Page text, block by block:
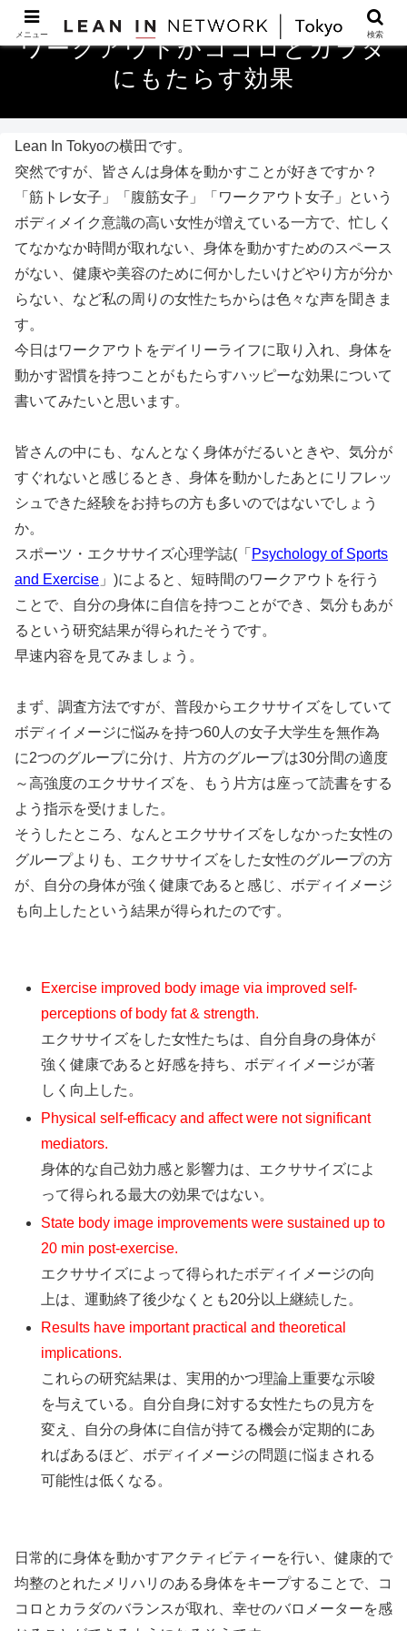
ワークアウトがココロとカラダ
にもたらす効果
Lean In Tokyoの横田です。
突然ですが、皆さんは身体を動かすことが好きですか？
「筋トレ女子」「腹筋女子」「ワークアウト女子」という
ボディメイク意識の高い女性が増えている一方で、忙しく
てなかなか時間が取れない、身体を動かすためのスペース
がない、健康や美容のために何かしたいけどやり方が分か
らない、など私の周りの女性たちからは色々な声を聞きま
す。
今日はワークアウトをデイリーライフに取り入れ、身体を
動かす習慣を持つことがもたらすハッピーな効果について
書いてみたいと思います。
皆さんの中にも、なんとなく身体がだるいときや、気分が
すぐれないと感じるとき、身体を動かしたあとにリフレッ
シュできた経験をお持ちの方も多いのではないでしょう
か。
スポーツ・エクササイズ心理学誌(「 Psychology of Sports
and Exercise 」)によると、短時間のワークアウトを行う
ことで、自分の身体に自信を持つことができ、気分もあが
るという研究結果が得られたそうです。
早速内容を見てみましょう。
まず、調査方法ですが、 普段からエクササイズをしていて
ボディイメージに悩みを持つ60 人の女子大学生を無作為
に2つのグループに分け、
片方のグループは30分間の適度
～高強度のエクササイズを、
もう片方は座って読書をする
よう指示を受けました。
そうしたところ、 なんとエクササイズをしなかった女性の
グループよりも、 エクササイズをした女性のグループの方
が、
自分の身体が強く健康であると感じ、 ボディイメージ
も向上したという結果が得られたのです。
Exercise improved body image via improved self-
perceptions of body fat & strength.
エクササイズをした女性たちは、自分自身の身体が
強く健康であると好感を持ち、ボディイメージが著
しく向上した。
Physical self-efficacy and affect were not significant
mediators.
身体的な自己効力感と影響力は、エクササイズによ
って得られる最大の効果ではない。
State body image improvements were sustained up to
20 min post-exercise.
エクササイズによって得られたボディイメージの向
上は、運動終了後少なくとも20分以上継続した。
Results have important practical and theoretical
implications.
これらの研究結果は、実用的かつ理論上重要な示唆
を与えている。自分自身に対する女性たちの見方を
変え、自分の身体に自信が持てる機会が定期的にあ
ればあるほど、ボディイメージの問題に悩まされる
可能性は低くなる。
日常的に身体を動かすアクティビティーを行い、健康的で
均整のとれたメリハリのある身体をキープすることで、コ
コロとカラダのバランスが取れ、幸せのバロメーターを感
メニュー 検索